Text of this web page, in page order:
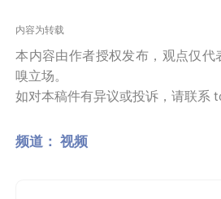
内容为转载
本内容由作者授权发布，观点仅代
嗅立场。
如对本稿件有异议或投诉，请联系
频道： 视频